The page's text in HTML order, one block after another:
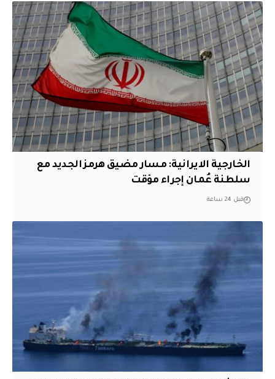
الخارجية الايرانية: مسار مضيق هرمز الجديد مع
سلطنة عُمان إجراء مؤقت
قبل 24 ساعة